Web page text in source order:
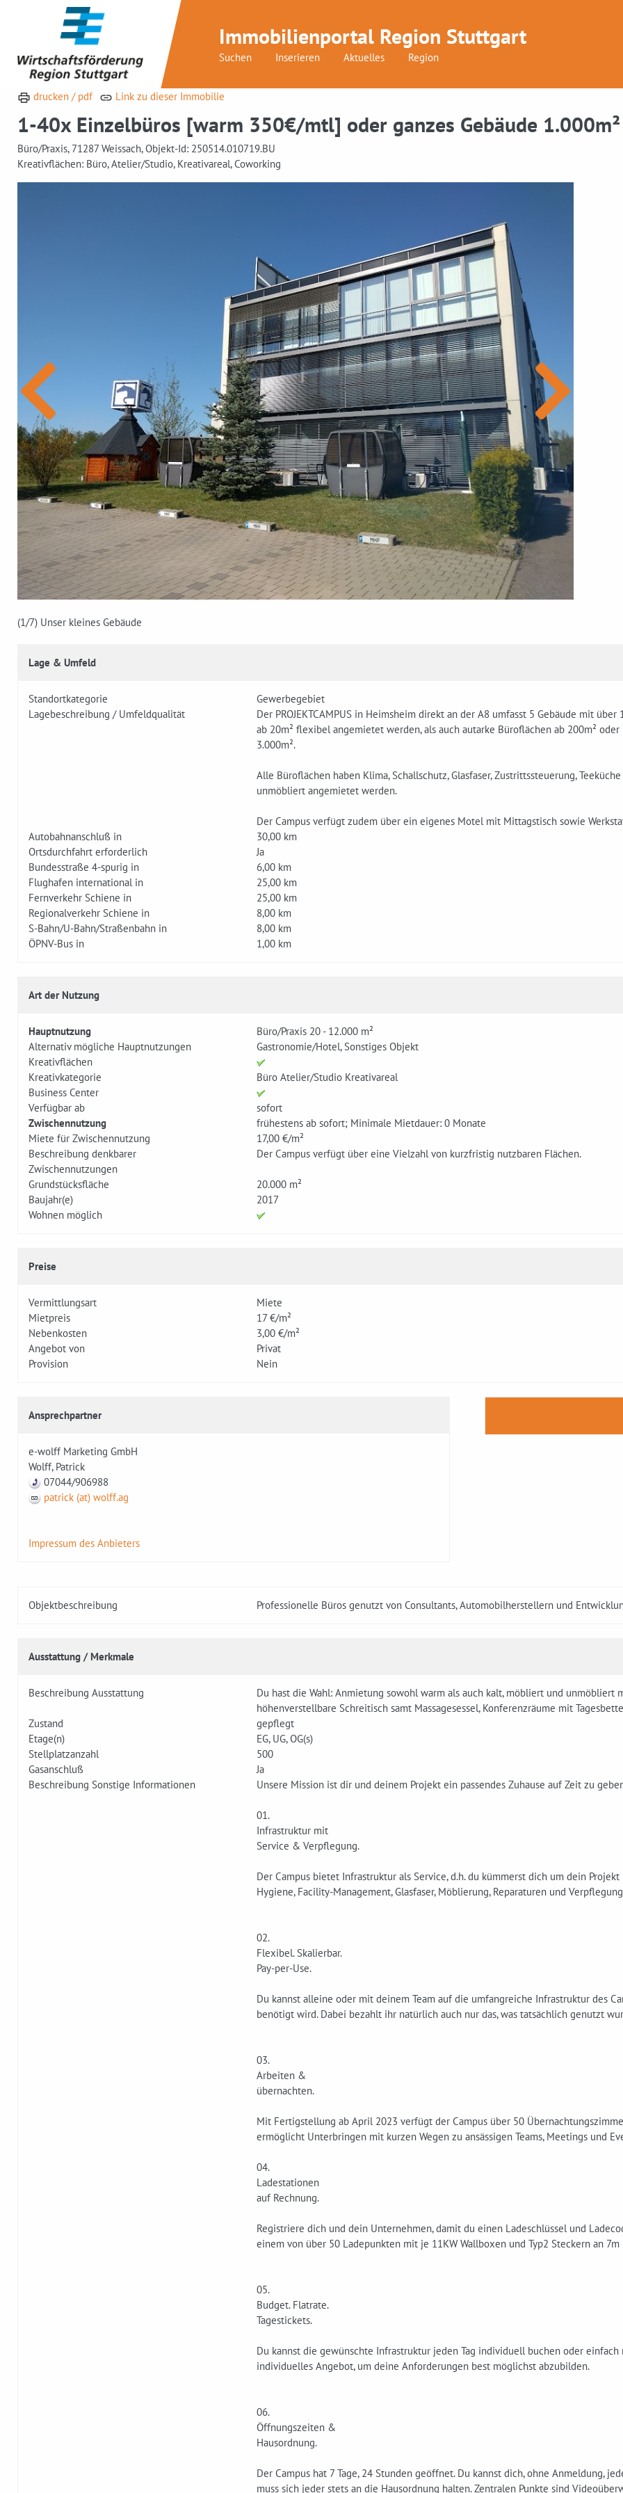
Immobilienportal Region Stuttgart
Suchen Inserieren Aktuelles Region
drucken / pdf Link zu dieser Immobilie
1-40x Einzelbüros [warm 350€/mtl] oder ganzes Gebäude 1.000m²
Büro/Praxis, 71287 Weissach, Objekt-Id: 250514.010719.BU
Kreativflächen: Büro, Atelier/Studio, Kreativareal, Coworking
(1/7) Unser kleines Gebäude
Lage & Umfeld
Standortkategorie
Gewerbegebiet
Lagebeschreibung / Umfeldqualität
Der PROJEKTCAMPUS in Heimsheim direkt an der A8 umfasst 5 Gebäude mit
ab 20m² flexibel angemietet werden, als auch autarke Büroflächen ab 200m²
3.000m².
Alle Büroflächen haben Klima, Schallschutz, Glasfaser, Zustrittssteuerung,
unmöbliert angemietet werden.
Der Campus verfügt zudem über ein eigenes Motel mit Mittagstisch sowie
Autobahnanschluß in
30,00 km
Ortsdurchfahrt erforderlich
Ja
Bundesstraße 4-spurig in
6,00 km
Flughafen international in
25,00 km
Fernverkehr Schiene in
25,00 km
Regionalverkehr Schiene in
8,00 km
S-Bahn/U-Bahn/Straßenbahn in
8,00 km
ÖPNV-Bus in
1,00 km
Art der Nutzung
Hauptnutzung
Büro/Praxis 20 - 12.000 m²
Alternativ mögliche Hauptnutzungen
Gastronomie/Hotel, Sonstiges Objekt
Kreativflächen
Kreativkategorie
Büro Atelier/Studio Kreativareal
Business Center
Verfügbar ab
sofort
Zwischennutzung
frühestens ab sofort; Minimale Mietdauer: 0 Monate
Miete für Zwischennutzung
17,00 €/m²
Beschreibung denkbarer
Zwischennutzungen
Der Campus verfügt über eine Vielzahl von kurzfristig nutzbaren Flächen.
Grundstücksfläche
20.000 m²
Baujahr(e)
2017
Wohnen möglich
Preise
Vermittlungsart
Miete
Mietpreis
17 €/m²
Nebenkosten
3,00 €/m²
Angebot von
Privat
Provision
Nein
Ansprechpartner
e-wolff Marketing GmbH
Wolff, Patrick
07044/906988
patrick (at) wolff.ag
Impressum des Anbieters
Objektbeschreibung Professionelle Büros genutzt von Consultants, Automobilherstellern und
Ausstattung / Merkmale
Beschreibung Ausstattung
Du hast die Wahl: Anmietung sowohl warm als auch kalt, möbliert und unmöbliert
höhenverstellbare Schreitisch samt Massagesessel, Konferenzräume mit
Zustand
gepflegt
Etage(n)
EG, UG, OG(s)
Stellplatzanzahl
500
Gasanschluß
Ja
Beschreibung Sonstige Informationen
Unsere Mission ist dir und deinem Projekt ein passendes Zuhause auf Zeit zu
01.
Infrastruktur mit
Service & Verpflegung.
Der Campus bietet Infrastruktur als Service, d.h. du kümmerst dich um dein
Hygiene, Facility-Management, Glasfaser, Möblierung, Reparaturen und
02.
Flexibel. Skalierbar.
Pay-per-Use.
Du kannst alleine oder mit deinem Team auf die umfangreiche Infrastruktur des
benötigt wird. Dabei bezahlt ihr natürlich auch nur das, was tatsächlich genutzt
03.
Arbeiten &
übernachten.
Mit Fertigstellung ab April 2023 verfügt der Campus über 50
ermöglicht Unterbringen mit kurzen Wegen zu ansässigen Teams, Meetings und
04.
Ladestationen
auf Rechnung.
Registriere dich und dein Unternehmen, damit du einen Ladeschlüssel und
einem von über 50 Ladepunkten mit je 11KW Wallboxen und Typ2 Steckern an 7m
05.
Budget. Flatrate.
Tagestickets.
Du kannst die gewünschte Infrastruktur jeden Tag individuell buchen oder
individuelles Angebot, um deine Anforderungen best möglichst abzubilden.
06.
Öffnungszeiten &
Hausordnung.
Der Campus hat 7 Tage, 24 Stunden geöffnet. Du kannst dich, ohne Anmeldung,
muss sich jeder stets an die Hausordnung halten. Zentralen Punkte sind